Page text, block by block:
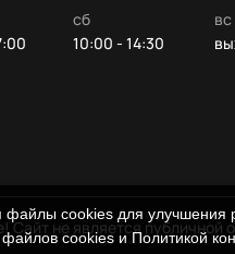
сб
10:00 - 14:30
вс
Сайт не является публичной
cookies для улучшения
файлов cookies и Политикой